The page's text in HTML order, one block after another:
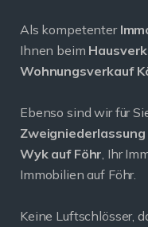
Als kompetenter
Ihnen beim
Wohnungsverkauf
Ebenso sind wir für
Wyk auf Föhr, Ihr
Immobilien auf Föhr.
Keine Luftschlösser,